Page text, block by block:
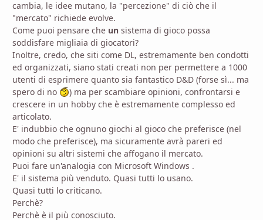
cambia, le idee mutano, la "percezione" di ciò che il
"mercato" richiede evolve.
Come puoi pensare che un sistema di gioco possa
soddisfare migliaia di giocatori?
Inoltre, credo, che siti come DL, estremamente ben condotti
ed organizzati, siano stati creati non per permettere a 1000
utenti di esprimere quanto sia fantastico D&D (forse sì... ma
spero di no
) ma per scambiare opinioni, confrontarsi e
crescere in un hobby che è estremamente complesso ed
articolato.
E' indubbio che ognuno giochi al gioco che preferisce (nel
modo che preferisce), ma sicuramente avrà pareri ed
opinioni su altri sistemi che affogano il mercato.
Puoi fare un'analogia con Microsoft Windows .
E' il sistema più venduto. Quasi tutti lo usano.
Quasi tutti lo criticano.
Perchè?
Perchè è il più conosciuto.